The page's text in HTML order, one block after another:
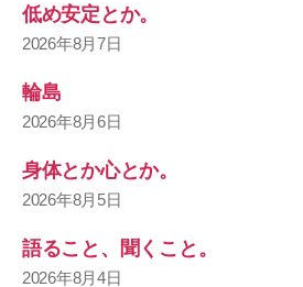
低め安定とか。
2026年8月7日
輪島
2026年8月6日
身体とか心とか。
2026年8月5日
語ること、聞くこと。
2026年8月4日